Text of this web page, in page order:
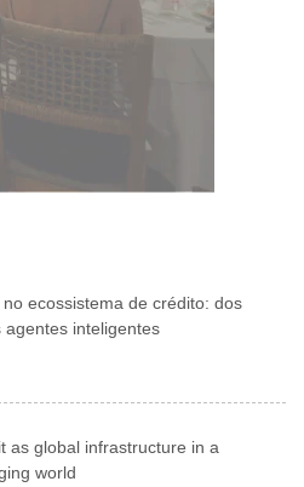
ecossistema de crédito: dos
agentes inteligentes
as global infrastructure in a
world